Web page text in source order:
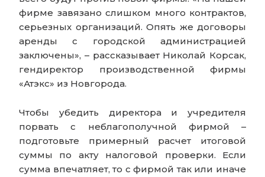
фирме завязано слишком много контрактов,
серьезных организаций. Опять же договоры
аренды с городской администрацией
заключены», – рассказывает Николай Корсак,
гендиректор производственной фирмы
«Атэкс» из Новгорода.
Чтобы убедить директора и учредителя
порвать с неблагополучной фирмой –
подготовьте примерный расчет итоговой
суммы по акту налоговой проверки. Если
сумма впечатляет, то с фирмой так или иначе